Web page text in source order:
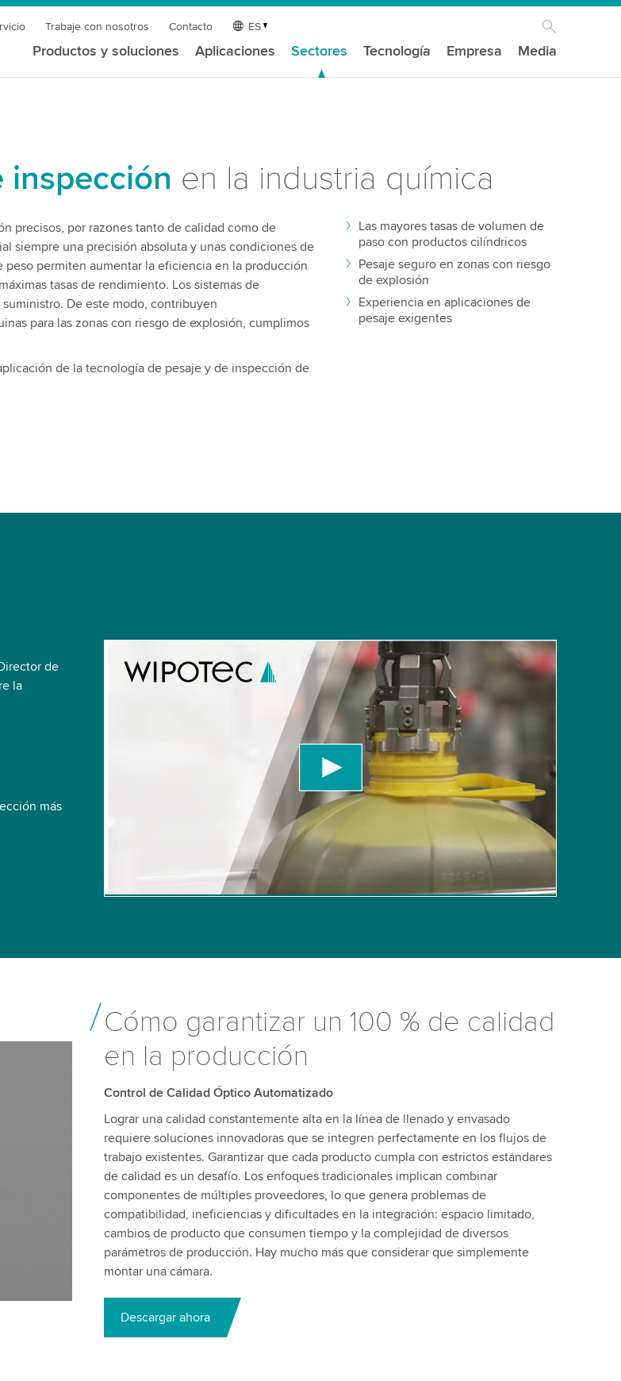
Trabaje con nosotros Contacto ES
Productos y soluciones Aplicaciones Sectores Tecnología Empresa Media
inspección en la industria química
precisos, por razones tanto de calidad como de
siempre una precisión absoluta y unas condiciones de
permiten aumentar la eficiencia en la producción
tasas de rendimiento. Los sistemas de
De este modo, contribuyen
para las zonas con riesgo de explosión, cumplimos
de la tecnología de pesaje y de inspección de
Las mayores tasas de volumen de
paso con productos cilíndricos
Pesaje seguro en zonas con riesgo
de explosión
Experiencia en aplicaciones de
pesaje exigentes
de
la
más
We need your consent to load the YouTube Video service!
We use a third party service to embed video content that may collect
data about your activity. Please review the details and accept the service
More information
Cómo garantizar un 100 % de calidad
en la producción
Control de Calidad Óptico Automatizado
Lograr una calidad constantemente alta en la línea de llenado y envasado
requiere soluciones innovadoras que se integren perfectamente en los flujos de
trabajo existentes. Garantizar que cada producto cumpla con estrictos estándares
de calidad es un desafío. Los enfoques tradicionales implican combinar
componentes de múltiples proveedores, lo que genera problemas de
compatibilidad, ineficiencias y dificultades en la integración: espacio limitado,
cambios de producto que consumen tiempo y la complejidad de diversos
parámetros de producción. Hay mucho más que considerar que simplemente
montar una cámara.
Descargar ahora